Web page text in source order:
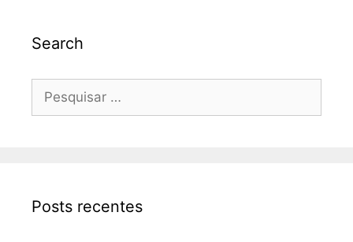
Search
por:
Posts recentes